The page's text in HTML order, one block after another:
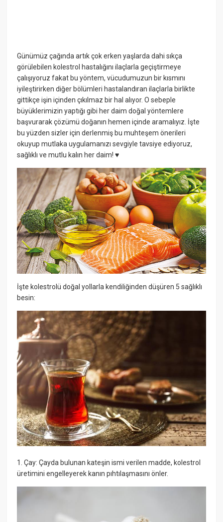
Günümüz çağında artık çok erken yaşlarda dahi sıkça
görülebilen kolestrol hastalığını ilaçlarla geçiştirmeye
çalışıyoruz fakat bu yöntem, vücudumuzun bir kısmını
iyileştirirken diğer bölümleri hastalandıran ilaçlarla birlikte
gittikçe işin içinden çıkılmaz bir hal alıyor. O sebeple
büyüklerimizin yaptığı gibi her daim doğal yöntemlere
başvurarak çözümü doğanın hemen içinde aramalıyız. İşte
bu yüzden sizler için derlenmiş bu muhteşem önerileri
okuyup mutlaka uygulamanızı sevgiyle tavsiye ediyoruz,
sağlıklı ve mutlu kalın her daim! ♥
İşte kolestrolü doğal yollarla kendiliğinden düşüren 5 sağlıklı
besin:
1. Çay: Çayda bulunan kateşin ismi verilen madde, kolestrol
üretimini engelleyerek kanın pıhtılaşmasını önler.